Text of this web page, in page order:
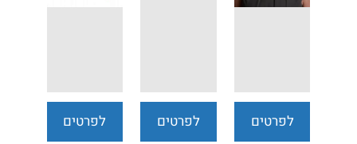
לפרטים לפרטים לפרטים